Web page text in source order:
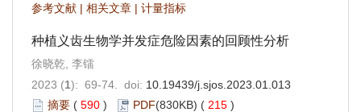
参考文献 | 相关文章 | 计量指标
种植义齿生物学并发症危险因素的回顾性分析
徐晓乾, 李镭
2023 (1): 69-74. doi: 10.19439/j.sjos.2023.01.013
摘要 ( 590 ) PDF(830KB) ( 215 )